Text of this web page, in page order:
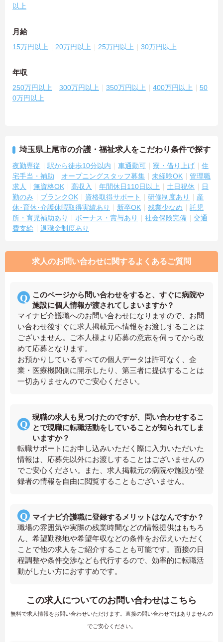
以上
月給
15万円以上 20万円以上 25万円以上 30万円以上
年収
250万円以上 300万円以上 350万円以上 400万円以上
50
0万円以上
埼玉県上尾市の介護・福祉求人をこだわり条件で探す
夜勤専従 駅から徒歩10分以内 車通勤可 寮・借り上げ
住
宅手当・補助
オープニングスタッフ募集 未経験OK
管理職
求人
無資格OK 高収入 年間休日110日以上 土日祝休
日
勤のみ
ブランクOK 資格取得サポート 研修制度あり
産
休･育休･介護休暇取得実績あり
新卒OK 残業少なめ
託児
所・育児補助あり
ボーナス・賞与あり 社会保険完備
交通
費支給
退職金制度あり
求人のお問い合わせに関するよくあるご質問
このページから問い合わせをすると、すぐに病院や
施設に個人情報が渡されてしまいますか？
マイナビ介護職へのお問い合わせになりますので、お問
い合わせ後すぐに求人掲載元へ情報をお渡しすることは
ございません。ご本人様より応募の意志を伺ってから改
めて応募となります。
お預かりしているすべての個人データは許可なく、企
業・医療機関側に開示したり、第三者に提供することは
一切ありませんのでご安心ください。
現職の求人も見つけたのですが、問い合わせするこ
とで現職に転職活動をしていることが知られてしま
いますか？
転職サポートにお申し込みいただく際に入力いただいた
情報は、応募先以外にお渡しすることはございませんの
でご安心ください。また、求人掲載元の病院や施設が登
録者の情報を自由に閲覧することもございません。
マイナビ介護職に登録するメリットはなんですか？
職場の雰囲気や実際の残業時間などの情報提供はもちろ
ん、希望勤務地や希望年収などの条件をお伝えいただく
ことで他の求人をご紹介することも可能です。面接の日
程調整や条件交渉なども代行するので、効率的に転職活
動がしたい方におすすめです。
この求人についてのお問い合わせはこちら
無料で求人情報をお問い合わせいただけます。直接の問い合わせではありませんの
でご安心ください。